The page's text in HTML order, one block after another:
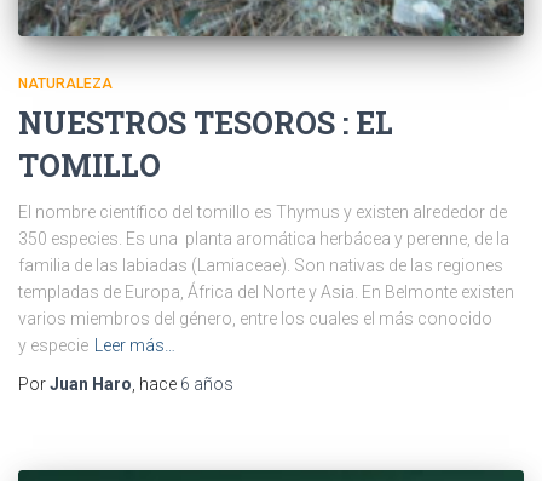
NATURALEZA
NUESTROS TESOROS : EL
TOMILLO
El nombre científico del tomillo es Thymus y existen alrededor de
350 especies. Es una planta aromática herbácea y perenne, de la
familia de las labiadas (Lamiaceae). Son nativas de las regiones
templadas de Europa, África del Norte y Asia. En Belmonte existen
varios miembros del género, entre los cuales el más conocido
y especie Leer más…
PorJuan Haro , hace 6 años